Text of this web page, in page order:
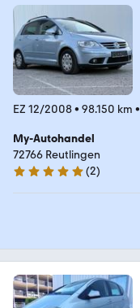
EZ 12/2008• 98.150 km •
My-Autohandel
72766 Reutlingen
5 Sterne
(2)